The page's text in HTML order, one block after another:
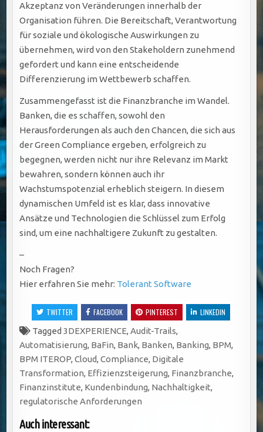
Akzeptanz von Veränderungen innerhalb der
Organisation führen. Die Bereitschaft, Verantwortung
für soziale und ökologische Auswirkungen zu
übernehmen, wird von den Stakeholdern zunehmend
gefordert und kann eine entscheidende
Differenzierung im Wettbewerb schaffen.
Zusammengefasst ist die Finanzbranche im Wandel.
Banken, die es schaffen, sowohl den
Herausforderungen als auch den Chancen, die sich aus
der Green Compliance ergeben, erfolgreich zu
begegnen, werden nicht nur ihre Relevanz im Markt
bewahren, sondern können auch ihr
Wachstumspotenzial erheblich steigern. In diesem
dynamischen Umfeld ist es klar, dass innovative
Ansätze und Technologien die Schlüssel zum Erfolg
sind, um eine nachhaltigere Zukunft zu gestalten.
–
Noch Fragen?
Hier erfahren Sie mehr: Tolerant Software
TWITTER FACEBOOK PINTEREST
LINKEDIN
Tagged3DEXPERIENCE,Audit-Trails,
Automatisierung, BaFin, Bank, Banken, Banking, BPM,
BPM ITEROP,Cloud,Compliance, Digitale
Transformation, Effizienzsteigerung, Finanzbranche,
Finanzinstitute, Kundenbindung, Nachhaltigkeit,
regulatorische Anforderungen
Auch interessant: